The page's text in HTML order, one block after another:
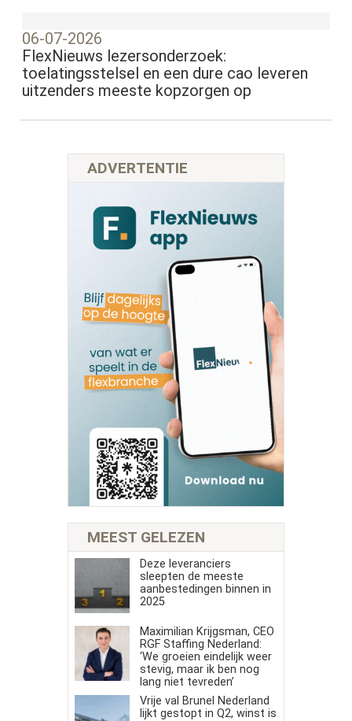
06-07-2026
FlexNieuws lezersonderzoek:
toelatingsstelsel en een dure cao leveren
uitzenders meeste kopzorgen op
ADVERTENTIE
MEEST GELEZEN
Deze leveranciers
sleepten de meeste
aanbestedingen binnen in
2025
Maximilian Krijgsman, CEO
RGF Staffing Nederland:
‘We groeien eindelijk weer
stevig, maar ik ben nog
lang niet tevreden’
Vrije val Brunel Nederland
lijkt gestopt in Q2, winst is